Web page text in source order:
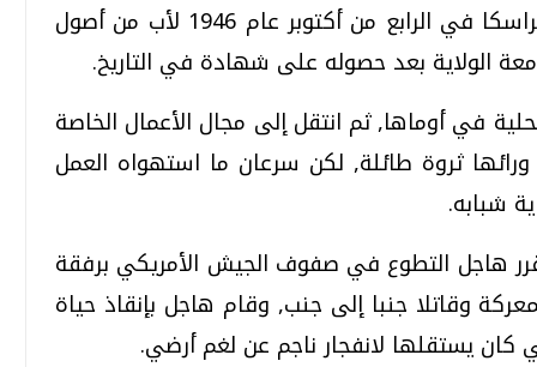
وقد ولد السناتور تشاك هاجل في ولاية نبراسكا في الرابع من أكتوبر عام 1946 لأب من أصول
الولاية بعد حصوله على شهادة في التاريخ.
في أوماها, ثم انتقل إلى مجال الأعمال الخاصة
ثروة طائلة, لكن سرعان ما استهواه العمل
شبابه.
انطلاق الحرب في فيتنام عام 1955, قرر هاجل التطوع في صفوف الجيش الأمريكي برفقة
وقاتلا جنبا إلى جنب, وقام هاجل بإنقاذ حياة
كان يستقلها لانفجار ناجم عن لغم أرضي.